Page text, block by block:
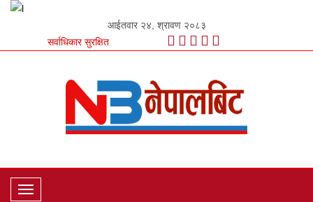
आईतवार २४, श्रावण २०८३
सर्वाधिकार सुरक्षित
T